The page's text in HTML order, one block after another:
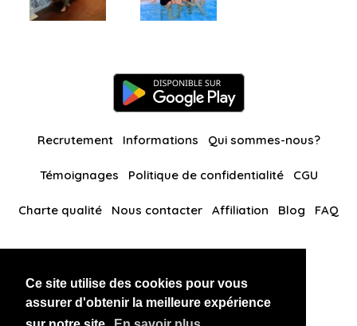
Ce site utilise des cookies pour vous
assurer d'obtenir la meilleure expérience
Recrutement Informations Qui sommes-nous?
Témoignages Politique de confidentialité CGU
Charte qualité Nous contacter Affiliation Blog FAQ
BlackAndBeauties RussianKisses